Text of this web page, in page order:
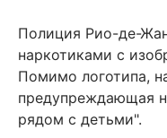
Полиция Рио-де-
наркотиками с
Помимо логотипа,
предупреждающая
рядом с детьми".